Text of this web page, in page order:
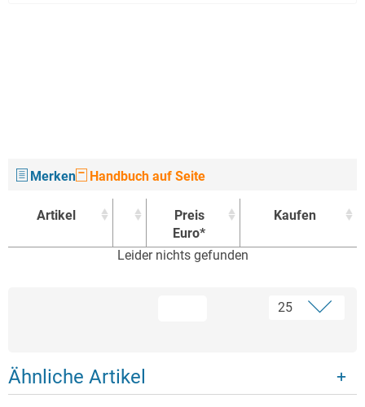
Merken Handbuch auf Seite
Artikel
Preis
Euro*
Kaufen
Preis
Leider nichts gefunden
Ähnliche Artikel